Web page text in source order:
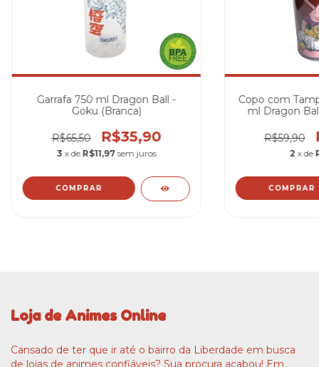
Garrafa 750 ml Dragon Ball -
Goku (Branca)
R$65,50 R$35,90
3 x de R$11,97 sem juros
Copo com
ml Dragon
R$59,90
2 x de
Loja de Animes Online
Cansado de ter que ir até o bairro da Liberdade em busca
de lojas de animes confiáveis? Sua procura acabou! Em